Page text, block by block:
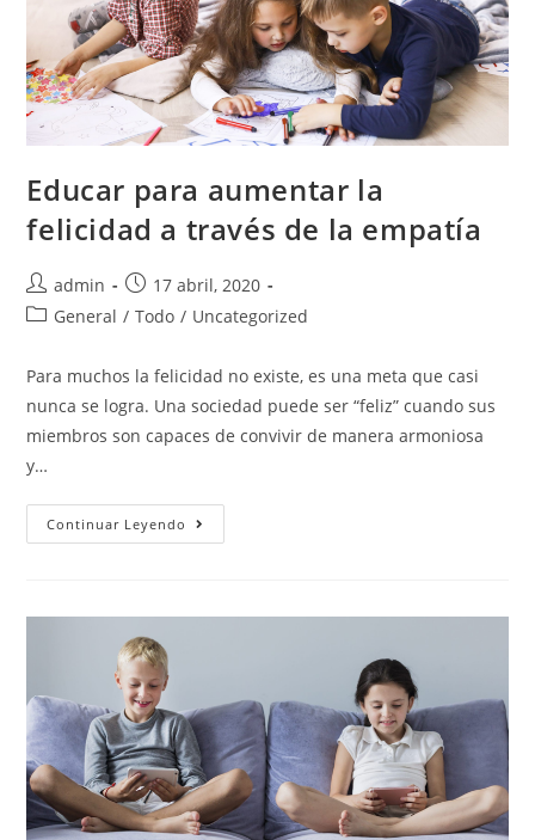
Educar para aumentar la
felicidad a través de la empatía
admin
17 abril, 2020
General / Todo / Uncategorized
Para muchos la felicidad no existe, es una meta que casi
nunca se logra. Una sociedad puede ser “feliz” cuando sus
miembros son capaces de convivir de manera armoniosa
y…
Continuar Leyendo